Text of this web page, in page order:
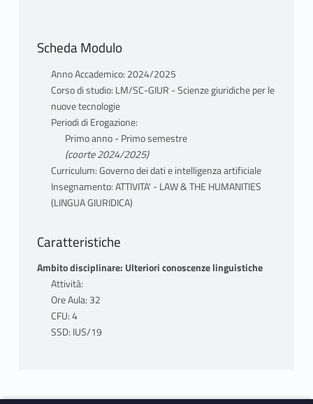
ottenere i 4 crediti aggiuntivi dell' “Attività -
studenti devono essere in possesso di una
certificazione linguistica di livello B1. I 4
crediti aggiuntivi della "Lingua giuridica"
possono essere assegnati una sola volta,
cioè per un solo corso. I corsi denominati
“Lingua giuridica” non possono essere
selezionati come corsi individuali, ma solo
essere aggiunti al corso corrispondente con
TESTI ADOTTATI
Ogni settimana tematica sarà associata a
testi introduttivi che verranno
progressivamente caricati sulla piattaforma
MODALITÀ EROGAZIONE
Scheda Modulo
Anno Accademico: 2024/2025
Corso di studio: LM/SC-GIUR - Scienze giuridiche per le
nuove tecnologie
Periodi di Erogazione:
Primo anno - Primo semestre
(coorte 2024/2025)
Curriculum: Governo dei dati e intelligenza artificiale
Insegnamento: ATTIVITA' - LAW & THE HUMANITIES
(LINGUA GIURIDICA)
Caratteristiche
Ambito disciplinare: Ulteriori conoscenze linguistiche
Attività:
Ore Aula: 32
CFU: 4
SSD: IUS/19